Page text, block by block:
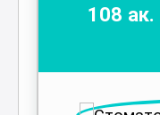
108 ак.